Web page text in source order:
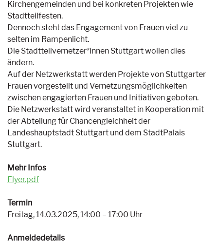
Kirchengemeinden und bei konkreten Projekten wie
Stadtteilfesten.
Dennoch steht das Engagement von Frauen viel zu
selten im Rampenlicht.
Die Stadtteilvernetzer*innen Stuttgart wollen dies
ändern.
Auf der Netzwerkstatt werden Projekte von Stuttgarter
Frauen vorgestellt und Vernetzungsmöglichkeiten
zwischen engagierten Frauen und Initiativen geboten.
Die Netzwerkstatt wird veranstaltet in Kooperation mit
der Abteilung für Chancengleichheit der
Landeshauptstadt Stuttgart und dem StadtPalais
Stuttgart.
Mehr Infos
Flyer.pdf
Termin
Freitag, 14.03.2025, 14:00 – 17:00 Uhr
Anmeldedetails